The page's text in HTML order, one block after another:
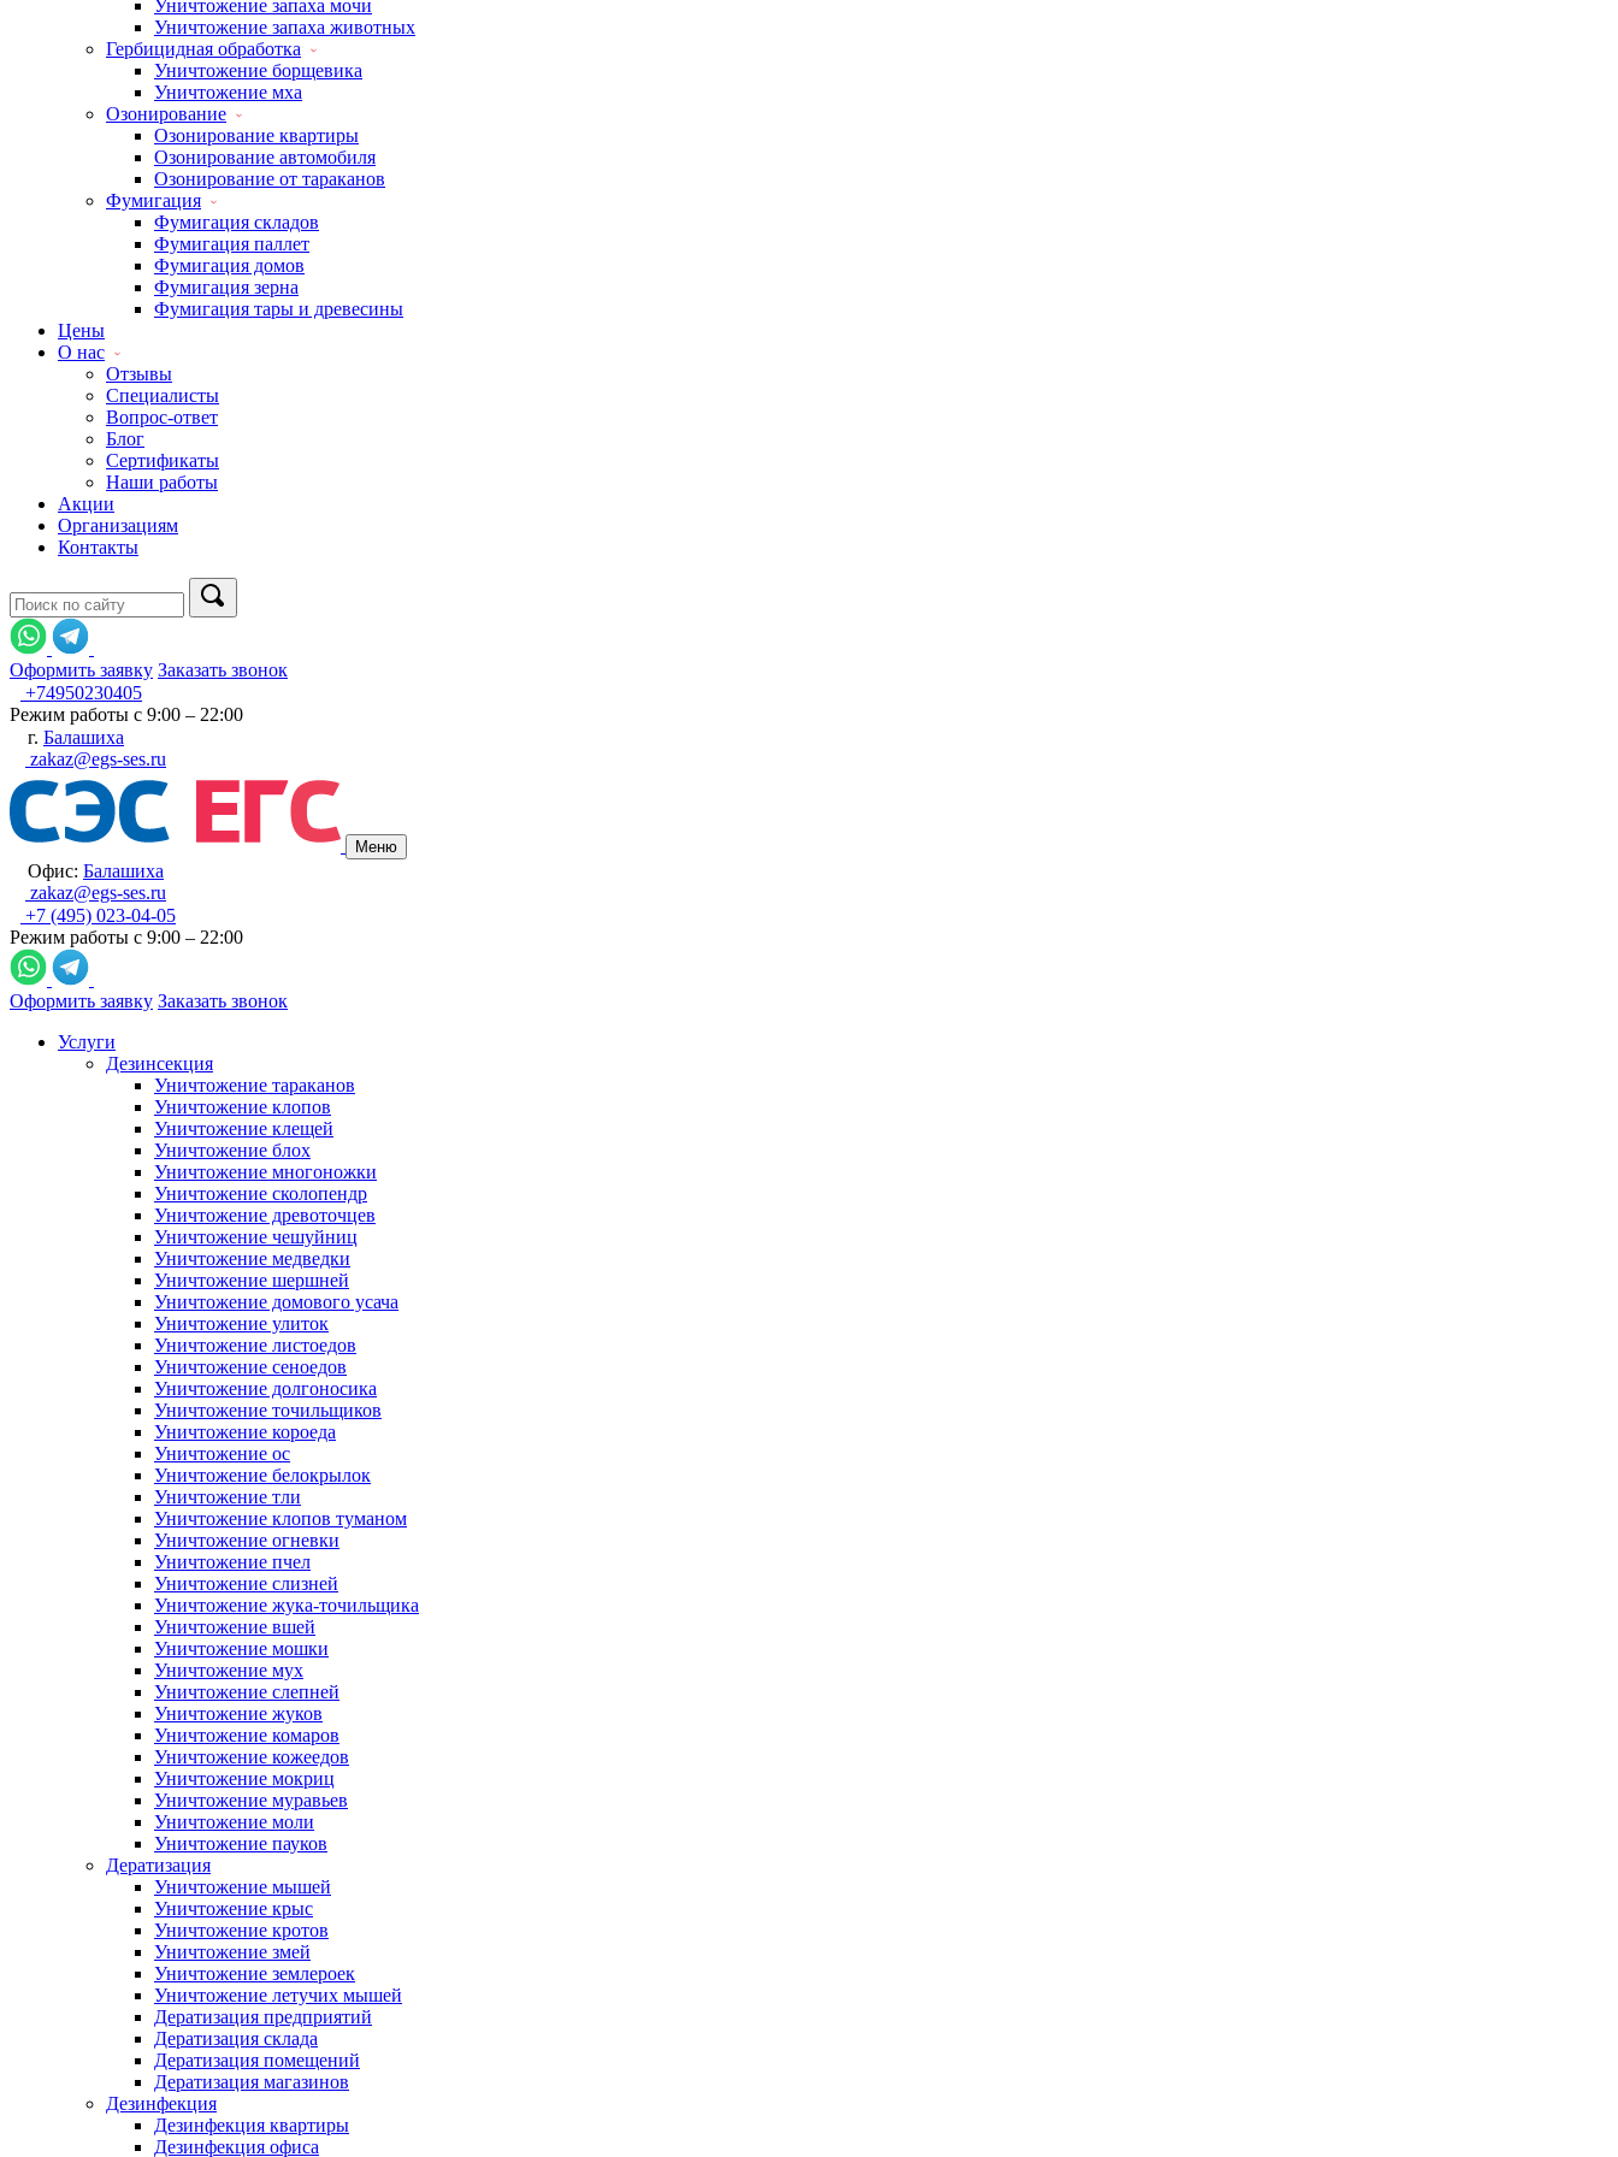
Уничтожение запаха мочи
Уничтожение запаха животных
Гербицидная обработка
Уничтожение борщевика
Уничтожение мха
Озонирование
Озонирование квартиры
Озонирование автомобиля
Озонирование от тараканов
Фумигация
Фумигация складов
Фумигация паллет
Фумигация домов
Фумигация зерна
Фумигация тары и древесины
Цены
О нас
Отзывы
Специалисты
Вопрос-ответ
Блог
Сертификаты
Наши работы
Акции
Организациям
Контакты
Оформить заявку Заказать звонок
+74950230405
Режим работы с 9:00 – 22:00
г. Балашиха
zakaz@egs-ses.ru
Меню
Офис: Балашиха
zakaz@egs-ses.ru
+7 (495) 023-04-05
Режим работы с 9:00 – 22:00
Оформить заявку Заказать звонок
Услуги
Дезинсекция
Уничтожение тараканов
Уничтожение клопов
Уничтожение клещей
Уничтожение блох
Уничтожение многоножки
Уничтожение сколопендр
Уничтожение древоточцев
Уничтожение чешуйниц
Уничтожение медведки
Уничтожение шершней
Уничтожение домового усача
Уничтожение улиток
Уничтожение листоедов
Уничтожение сеноедов
Уничтожение долгоносика
Уничтожение точильщиков
Уничтожение короеда
Уничтожение ос
Уничтожение белокрылок
Уничтожение тли
Уничтожение клопов туманом
Уничтожение огневки
Уничтожение пчел
Уничтожение слизней
Уничтожение жука-точильщика
Уничтожение вшей
Уничтожение мошки
Уничтожение мух
Уничтожение слепней
Уничтожение жуков
Уничтожение комаров
Уничтожение кожеедов
Уничтожение мокриц
Уничтожение муравьев
Уничтожение моли
Уничтожение пауков
Дератизация
Уничтожение мышей
Уничтожение крыс
Уничтожение кротов
Уничтожение змей
Уничтожение землероек
Уничтожение летучих мышей
Дератизация предприятий
Дератизация склада
Дератизация помещений
Дератизация магазинов
Дезинфекция
Дезинфекция квартиры
Дезинфекция офиса